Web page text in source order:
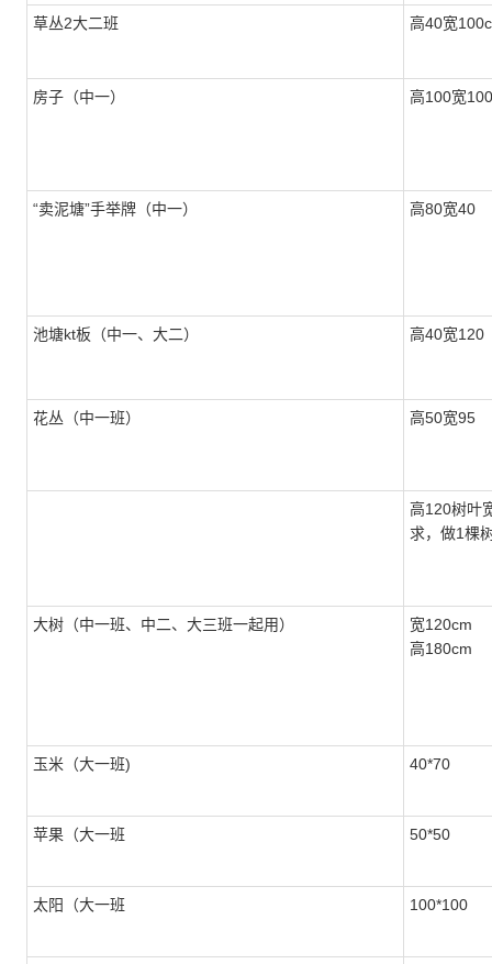
草丛2大二班 高40宽
房子（中一） 高100宽100
“卖泥塘”手举牌（中一） 高80宽40
池塘kt板（中一、大二） 高40宽120
花丛（中一班） 高50宽95
高120树叶
求，做1棵
大树（中一班、中二、大三班一起用）
宽120cm
高180cm
玉米（大一班) 40*70
苹果（大一班 50*50
太阳（大一班 100*100